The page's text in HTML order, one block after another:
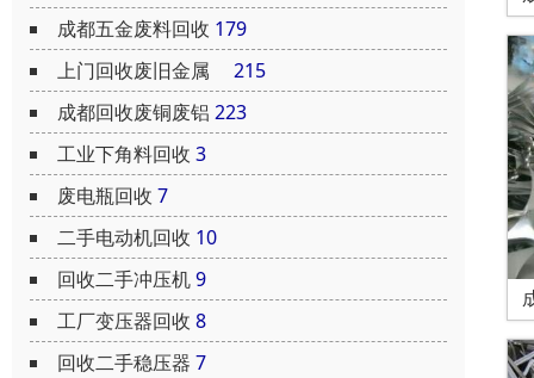
成都五金废料回收 179
上门回收废旧金属
215
成都回收废铜废铝 223
工业下角料回收 3
废电瓶回收 7
二手电动机回收 10
回收二手冲压机9
工厂变压器回收 8
回收二手稳压器 7